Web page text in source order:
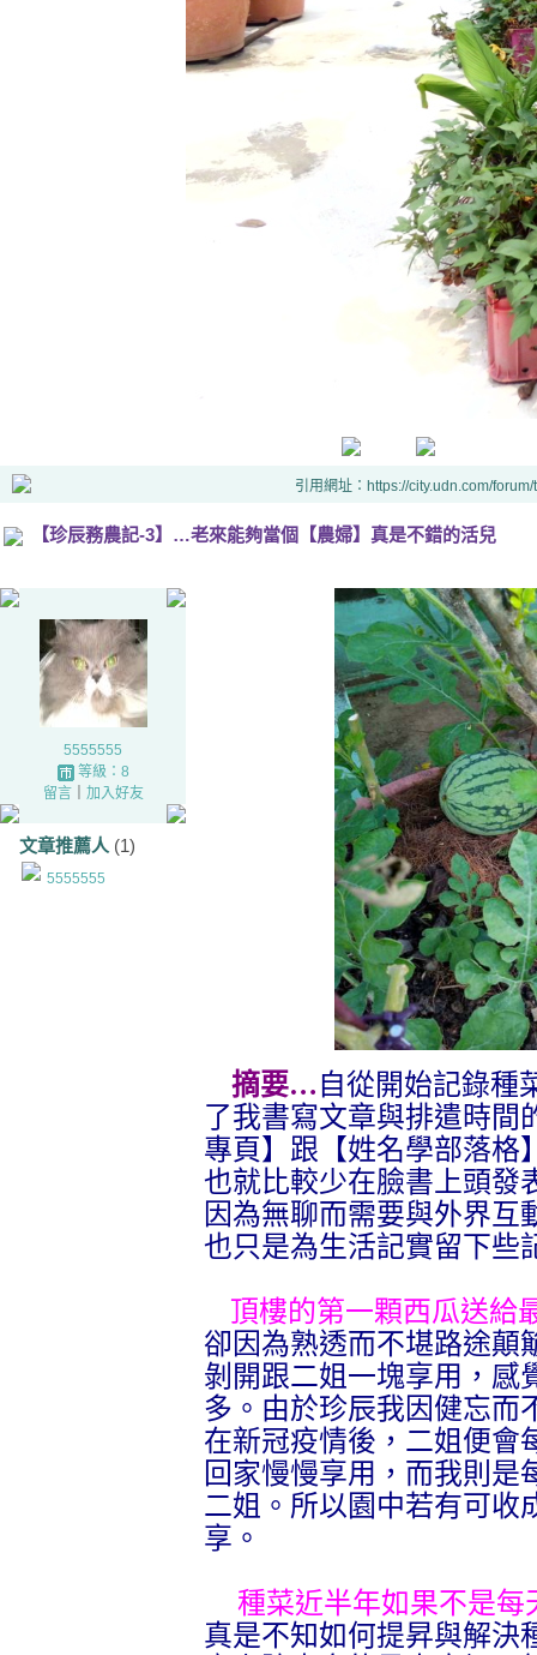
引用網址：https://city.udn.com/
【珍辰務農記-3】…老來能夠當個【農婦】真是不錯的活兒
5555555
等級：8
留言｜ 加入好友
文章推薦人 (1)
5555555
摘要…自從開始記錄種
了我書寫文章與排遣時間
專頁】跟【姓名學部落格
也就比較少在臉書上頭發
因為無聊而需要與外界互
也只是為生活記實留下些
頂樓的第一顆西瓜送給
卻因為熟透而不堪路途顛
剝開跟二姐一塊享用，感
多。由於珍辰我因健忘而
在新冠疫情後，二姐便會
回家慢慢享用，而我則
二姐。所以園中若有可收
享。
種菜近半年如果不是
真是不知如何提昇與解決